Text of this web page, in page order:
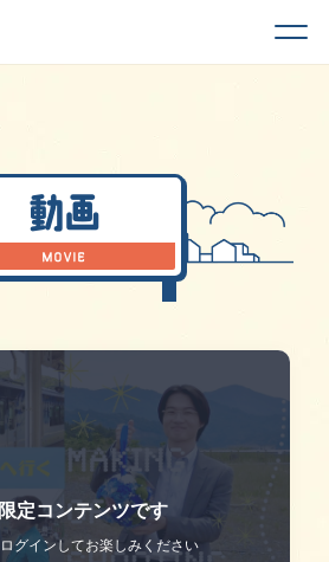
動画
MOVIE
定コンテンツです
グインしてお楽しみください